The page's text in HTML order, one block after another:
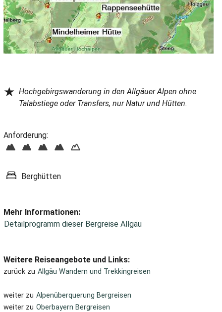
★ Hochgebirgswanderung in den Allgäuer Alpen ohne
Talabstiege oder Transfers, nur Natur und Hütten.
Anforderung:
Berghütten
Mehr Informationen:
Detailprogramm dieser Bergreise Allgäu
Weitere Reiseangebote und Links:
zurück zu Allgäu Wandern und Trekkingreisen
weiter zu Alpenüberquerung Bergreisen
weiter zu Oberbayern Bergreisen